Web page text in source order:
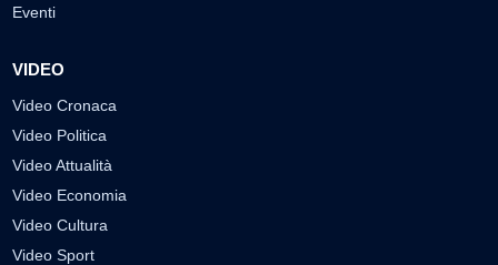
Eventi
VIDEO
Video Cronaca
Video Politica
Video Attualità
Video Economia
Video Cultura
Video Sport